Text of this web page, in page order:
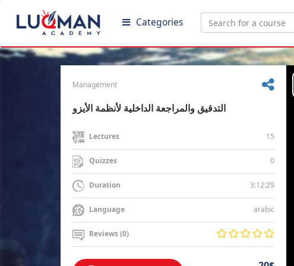
Categories
Management
التدقيق والمراجعة الداخلية لأنظمة الأيزو
Lectures 15
Quizzes 0
Duration 3:12:29
Language arabic
Reviews (0)